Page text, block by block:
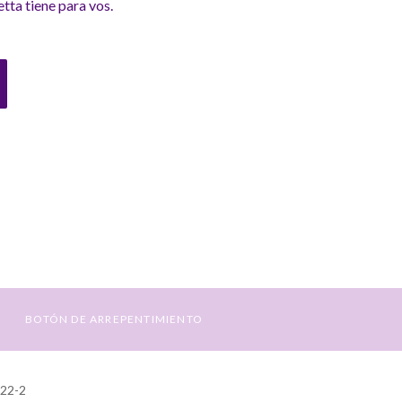
tiene para vos.
BOTÓN DE ARREPENTIMIENTO
2